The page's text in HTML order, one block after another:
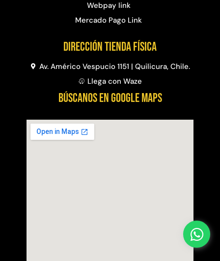
Webpay link
Mercado Pago Link
Dirección Tienda física
Av. Américo Vespucio 1151 | Quilicura, Chile.
Llega con Waze
BÚSCANOS EN GOOGLE MAPS